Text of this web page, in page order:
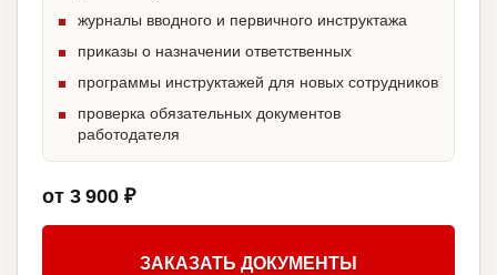
журналы вводного и первичного инструктажа
приказы о назначении ответственных
программы инструктажей для новых сотрудников
проверка обязательных документов
работодателя
от 3 900 ₽
ЗАКАЗАТЬ ДОКУМЕНТЫ